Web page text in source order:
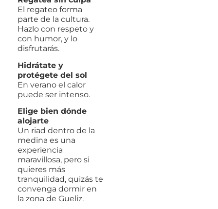
El regateo forma
parte de la cultura.
Hazlo con respeto y
con humor, y lo
disfrutarás.
Hidrátate y
protégete del sol
En verano el calor
puede ser intenso.
Elige bien dónde
alojarte
Un riad dentro de la
medina es una
experiencia
maravillosa, pero si
quieres más
tranquilidad, quizás te
convenga dormir en
la zona de Gueliz.